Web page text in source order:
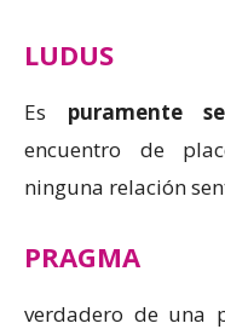
LUDUS
Es puramente
encuentro de
ninguna relación
PRAGMA
verdadero de una